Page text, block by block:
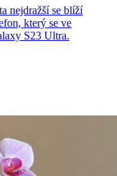
nejdražší se blíží
který se ve
S23 Ultra.